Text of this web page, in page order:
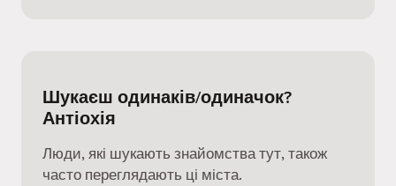
Шукаєш одинаків/одиначок?
Антіохія
Люди, які шукають знайомства тут, також
часто переглядають ці міста.